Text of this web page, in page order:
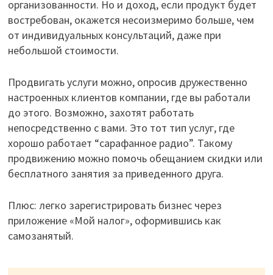
организованности. Но и доход, если продукт будет
востребован, окажется несоизмеримо больше, чем
от индивидуальных консультаций, даже при
небольшой стоимости.
Продвигать услуги можно, опросив дружественно
настроенных клиентов компании, где вы работали
до этого. Возможно, захотят работать
непосредственно с вами. Это тот тип услуг, где
хорошо работает “сарафанное радио”. Такому
продвижению можно помочь обещанием скидки или
бесплатного занятия за приведенного друга.
Плюс: легко зарегистрировать бизнес через
приложение «Мой налог», оформившись как
самозанятый.